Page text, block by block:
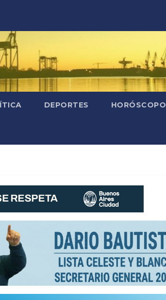
DEPORTES HORÓSCOPO